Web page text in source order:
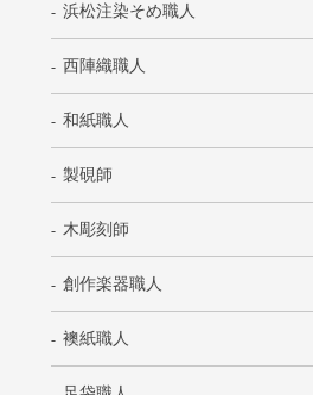
浜松注染そめ職人
西陣織職人
和紙職人
製硯師
木彫刻師
創作楽器職人
襖紙職人